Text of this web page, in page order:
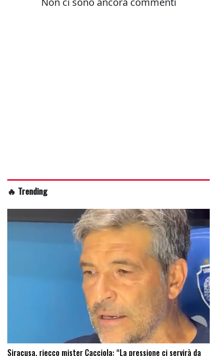
🔥 Trending
Siracusa, riecco mister Cacciola: “La pressione ci servirà da